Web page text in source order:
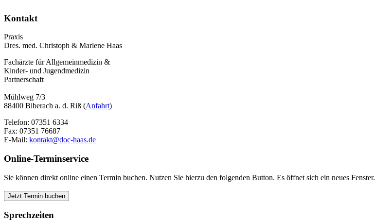
Kontakt
Praxis
Dres. med. Christoph & Marlene Haas
Fachärzte für Allgemeinmedizin &
Kinder- und Jugendmedizin
Partnerschaft
Mühlweg 7/3
88400 Biberach a. d. Riß (Anfahrt)
Telefon: 07351 6334
Fax: 07351 76687
E-Mail: kontakt@doc-haas.de
Online-Terminservice
Sie können direkt online einen Termin buchen. Nutzen Sie hierzu den folgenden Button. Es öffnet sich ein neues Fenster.
Jetzt Termin buchen
Sprechzeiten